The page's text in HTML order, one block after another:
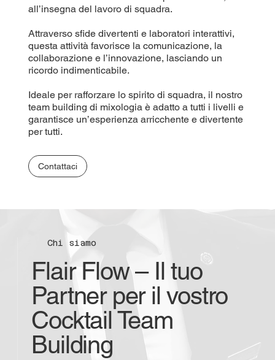
all’insegna del lavoro di squadra.
Attraverso sfide divertenti e laboratori interattivi,
questa attività favorisce la comunicazione, la
collaborazione e l’innovazione, lasciando un
ricordo indimenticabile.
Ideale per rafforzare lo spirito di squadra, il nostro
team building di mixologia è adatto a tutti i livelli e
garantisce un’esperienza arricchente e divertente
per tutti.
Contattaci
Chi siamo
Flair Flow – Il tuo
Partner per il vostro
Cocktail Team
Building